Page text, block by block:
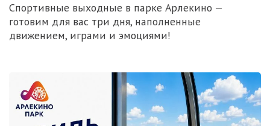
Спортивные выходные в парке Арлекино —
готовим для вас три дня, наполненные
движением, играми и эмоциями!